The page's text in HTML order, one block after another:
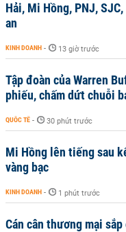
Hải, Mi Hồng, PNJ,
an
KINH DOANH - 13 giờ trước
Tập đoàn của Warren
phiếu, chấm dứt chuỗi
QUỐC TẾ - 30 phút trước
Mi Hồng lên tiếng sau
vàng bạc
KINH DOANH - 1 phút trước
Cán cân thương mại